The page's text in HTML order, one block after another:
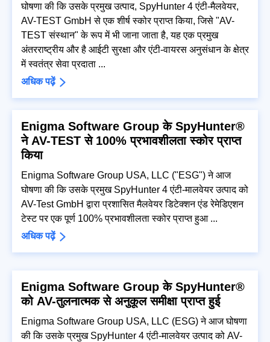
घोषणा की कि उसके प्रमुख उत्पाद, SpyHunter 4 एंटी-मैलवेयर,
AV-TEST GmbH से एक शीर्ष स्कोर प्राप्त किया, जिसे "AV-
TEST संस्थान" के रूप में भी जाना जाता है, यह एक प्रमुख
अंतरराष्ट्रीय और है आईटी सुरक्षा और एंटी-वायरस अनुसंधान के क्षेत्र
में स्वतंत्र सेवा प्रदाता ...
अधिक पढ़ें
Enigma Software Group के SpyHunter®
ने AV-TEST से 100% प्रभावशीलता स्कोर प्राप्त
किया
Enigma Software Group USA, LLC ("ESG") ने आज
घोषणा की कि उसके प्रमुख SpyHunter 4 एंटी-मालवेयर उत्पाद को
AV-Test GmbH द्वारा प्रशासित मैलवेयर डिटेक्शन एंड रेमेडिएशन
टेस्ट पर एक पूर्ण 100% प्रभावशीलता स्कोर प्राप्त हुआ ...
अधिक पढ़ें
Enigma Software Group के SpyHunter®
को AV-तुलनात्मक से अनुकूल समीक्षा प्राप्त हुई
Enigma Software Group USA, LLC (ESG) ने आज घोषणा
की कि उसके प्रमुख SpyHunter 4 एंटी-मालवेयर उत्पाद को AV-